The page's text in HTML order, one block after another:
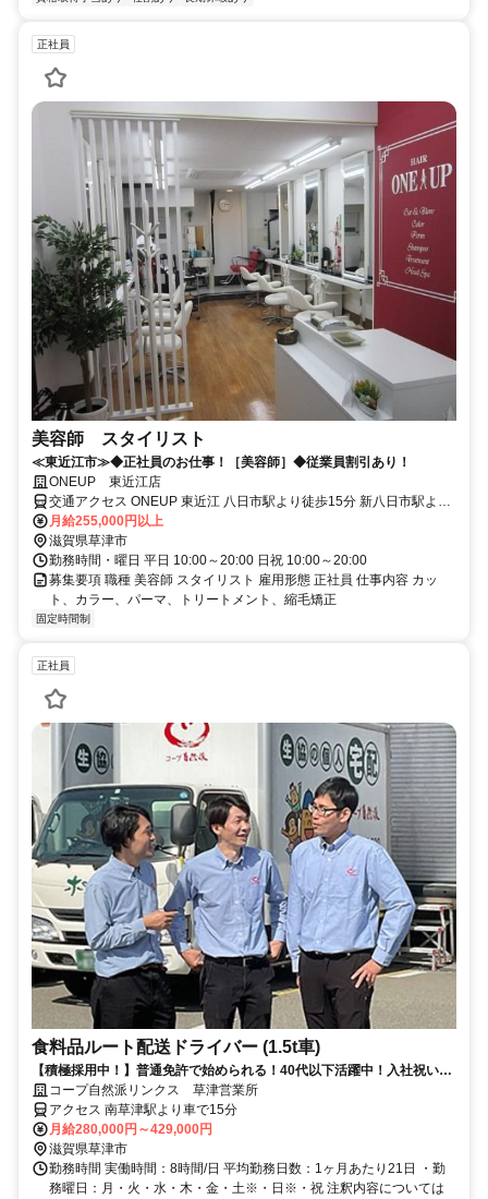
正社員
美容師 スタイリスト
≪東近江市≫◆正社員のお仕事！［美容師］◆従業員割引あり！
ONEUP 東近江店
交通アクセス ONEUP 東近江 八日市駅より徒歩15分 新八日市駅より
徒歩12分
月給255,000円以上
滋賀県草津市
勤務時間・曜日 平日 10:00～20:00 日祝 10:00～20:00
募集要項 職種 美容師 スタイリスト 雇用形態 正社員 仕事内容 カッ
ト、カラー、パーマ、トリートメント、縮毛矯正
固定時間制
正社員
食料品ルート配送ドライバー (1.5t車)
【積極採用中！】普通免許で始められる！40代以下活躍中！入社祝い金
５万円支給！家族手当も有り
コープ自然派リンクス 草津営業所
アクセス 南草津駅より車で15分
月給280,000円～429,000円
滋賀県草津市
勤務時間 実働時間：8時間/日 平均勤務日数：1ヶ月あたり21日 ・勤
務曜日：月・火・水・木・金・土※・日※・祝 注釈内容については